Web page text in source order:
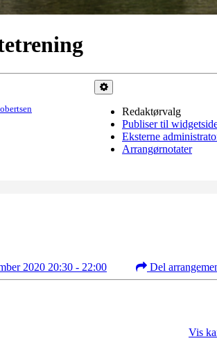
Administrer
Redaktørvalg
Publiser til
Eksterne
Arrangørnotater
2020 20:30 - 22:00 Del
Vis